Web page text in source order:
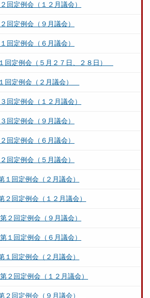
回定例会（１２月議会）
回定例会（９月議会）
回定例会（６月議会）
回定例会（５月２７日、２８日）
回定例会（２月議会）
回定例会（１２月議会）
回定例会（９月議会）
回定例会（６月議会）
回定例会（５月議会）
１回定例会（２月議会）
２回定例会（１２月議会）
２回定例会（９月議会）
１回定例会（６月議会）
１回定例会（２月議会）
２回定例会（１２月議会）
２回定例会（９月議会）